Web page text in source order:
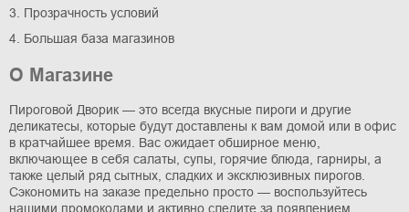
3. Прозрачность условий
4. Большая база магазинов
О Магазине
Пироговой Дворик — это всегда вкусные пироги и другие
деликатесы, которые будут доставлены к вам домой или в офис
в кратчайшее время. Вас ожидает обширное меню,
включающее в себя салаты, супы, горячие блюда, гарниры, а
также целый ряд сытных, сладких и эксклюзивных пирогов.
Сэкономить на заказе предельно просто — воспользуйтесь
нашими промокодами и активно следите за появлением